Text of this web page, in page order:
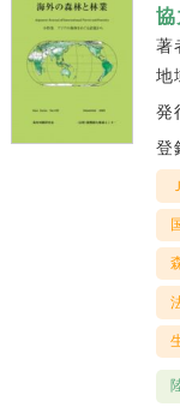
協
著
地
発
登